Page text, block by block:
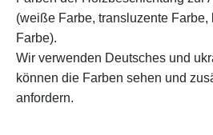
(weiße Farbe, transluzente Farbe,
Farbe).
Wir verwenden Deutsches und
können die Farben sehen und
anfordern.